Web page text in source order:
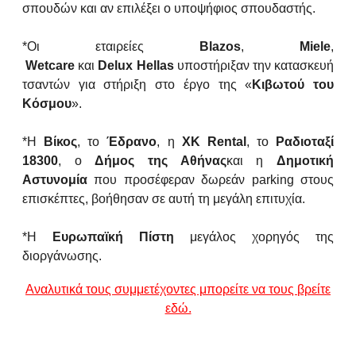
σπουδών και αν επιλέξει ο υποψήφιος σπουδαστής.
*Οι εταιρείες Blazos, Miele,
Wetcare και Delux Hellasυποστήριξαν την κατασκευή
τσαντών για στήριξη στο έργο της « Κιβωτού του
Κόσμου».
*Η Βίκος, τοΈδρανο, η XK Rental , το
Ραδιοταξί
18300, οΔήμος της Αθήναςκαι ηΔημοτική
Αστυνομία που προσέφεραν δωρεάν parking στους
επισκέπτες, βοήθησαν σε αυτή τη μεγάλη επιτυχία.
*Η Ευρωπαϊκή Πίστη μεγάλος χορηγός της
διοργάνωσης.
Αναλυτικά τους συμμετέχοντες μπορείτε να τους βρείτε
εδώ.